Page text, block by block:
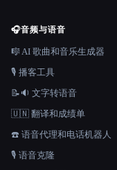
🎧音频与语音
🎼 AI 歌曲和音乐生成器
🎙️ 播客工具
📝🔉 文字转语音
🇺🇳 翻译和成绩单
☎️ 语音代理和电话机器人
🎙️ 语音克隆